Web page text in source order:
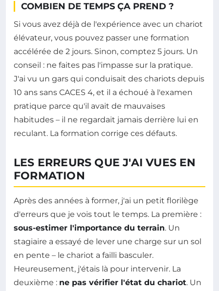
COMBIEN DE TEMPS ÇA PREND ?
Si vous avez déjà de l'expérience avec un chariot
élévateur, vous pouvez passer une formation
accélérée de 2 jours. Sinon, comptez 5 jours. Un
conseil : ne faites pas l'impasse sur la pratique.
J'ai vu un gars qui conduisait des chariots depuis
10 ans sans CACES 4, et il a échoué à l'examen
pratique parce qu'il avait de mauvaises
habitudes – il ne regardait jamais derrière lui en
reculant. La formation corrige ces défauts.
LES ERREURS QUE J'AI VUES EN
FORMATION
Après des années à former, j'ai un petit florilège
d'erreurs que je vois tout le temps. La première :
sous-estimer l'importance du terrain. Un
stagiaire a essayé de lever une charge sur un sol
en pente – le chariot a failli basculer.
Heureusement, j'étais là pour intervenir. La
deuxième : ne pas vérifier l'état du chariot. Un